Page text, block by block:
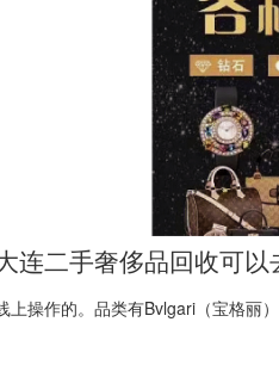
连二手奢侈品回收可以
上操作的。品类有Bvlgari（宝格丽